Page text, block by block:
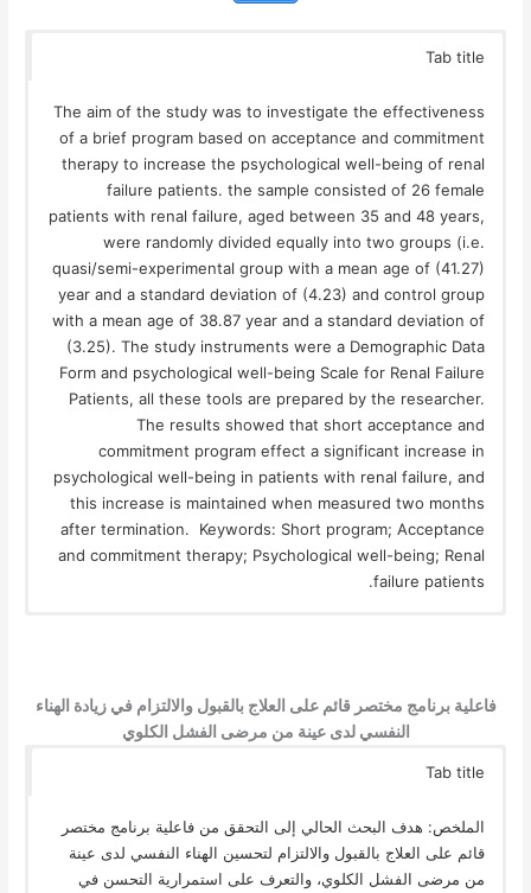
Tab title
The aim of the study was to investigate the effectiveness
of a brief program based on acceptance and commitment
therapy to increase the psychological well-being of renal
failure patients. the sample consisted of 26 female
patients with renal failure, aged between 35 and 48 years,
were randomly divided equally into two groups (i.e.
quasi/semi-experimental group with a mean age of (41.27)
year and a standard deviation of (4.23) and control group
with a mean age of 38.87 year and a standard deviation of
(3.25). The study instruments were a Demographic Data
Form and psychological well-being Scale for Renal Failure
Patients, all these tools are prepared by the researcher.
The results showed that short acceptance and
commitment program effect a significant increase in
psychological well-being in patients with renal failure, and
this increase is maintained when measured two months
after termination. Keywords: Short program; Acceptance
and commitment therapy; Psychological well-being; Renal
failure patients.
فاعلية برنامج مختصر قائم على العلاج بالقبول والالتزام في زيادة الهناء
النفسي لدى عينة من مرضى الفشل الكلوي
Tab title
الملخص: هدف البحث الحالي إلى التحقق من فاعلية برنامج مختصر
قائم على العلاج بالقبول والالتزام لتحسين الهناء النفسي لدى عينة
من مرضى الفشل الكلوي، والتعرف على استمرارية التحسن في